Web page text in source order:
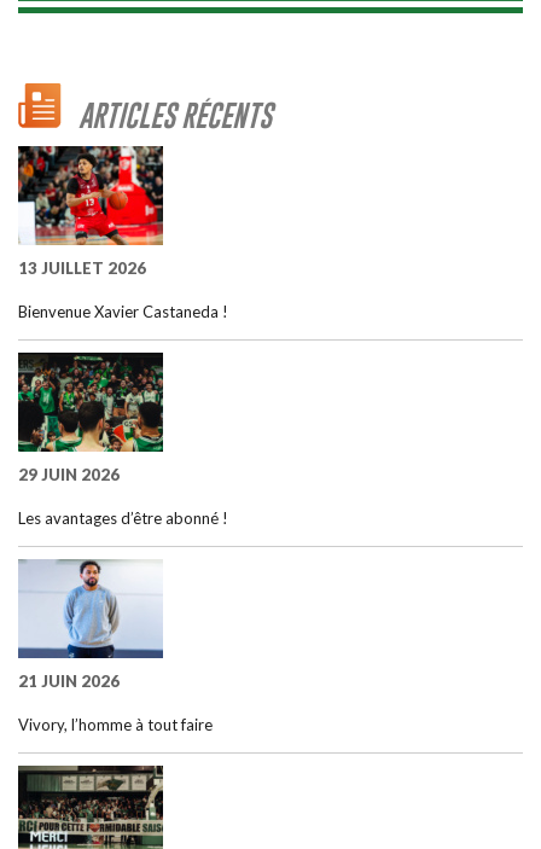
ARTICLES RÉCENTS
13 JUILLET 2026
Bienvenue Xavier Castaneda !
29 JUIN 2026
Les avantages d’être abonné !
21 JUIN 2026
Vivory, l’homme à tout faire